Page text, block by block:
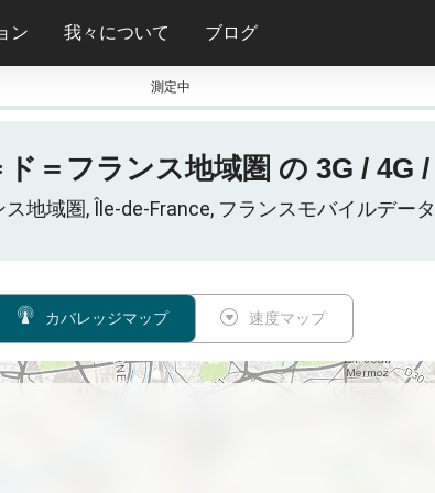
ン 我々について ブログ
測定中
＝フランス地域圏 の 3G / 4G
地域圏, Île-de-France, フランスモバイルデー
カバレッジマップ 速度マップ